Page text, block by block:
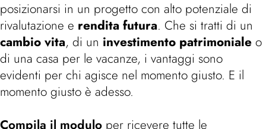
posizionarsi in un progetto con alto potenziale di
rivalutazione e rendita futura. Che si tratti di un
cambio vita, di un investimento patrimoniale o
di una casa per le vacanze, i vantaggi sono
evidenti per chi agisce nel momento giusto. E il
momento giusto è adesso.
Compila il modulo per ricevere tutte le